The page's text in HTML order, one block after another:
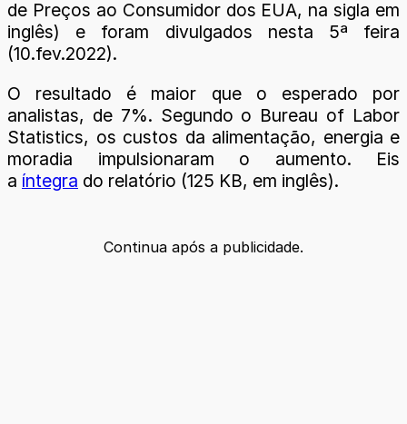
de Preços ao Consumidor dos EUA, na sigla em
inglês) e foram divulgados nesta 5ª feira
(10.fev.2022).
O resultado é maior que o esperado por
analistas, de 7%. Segundo o Bureau of Labor
Statistics, os custos da alimentação, energia e
moradia impulsionaram o aumento. Eis
a íntegra do relatório (125 KB, em inglês).
Continua após a publicidade.